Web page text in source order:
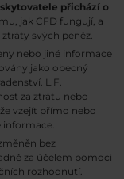
přichází o
jak CFD fungují, a
svých peněz.
nebo jiné informace
jako obecný
L.F.
za ztrátu nebo
vzejít přímo nebo
informace.
bez
za účelem pomoci
rozhodnutí.